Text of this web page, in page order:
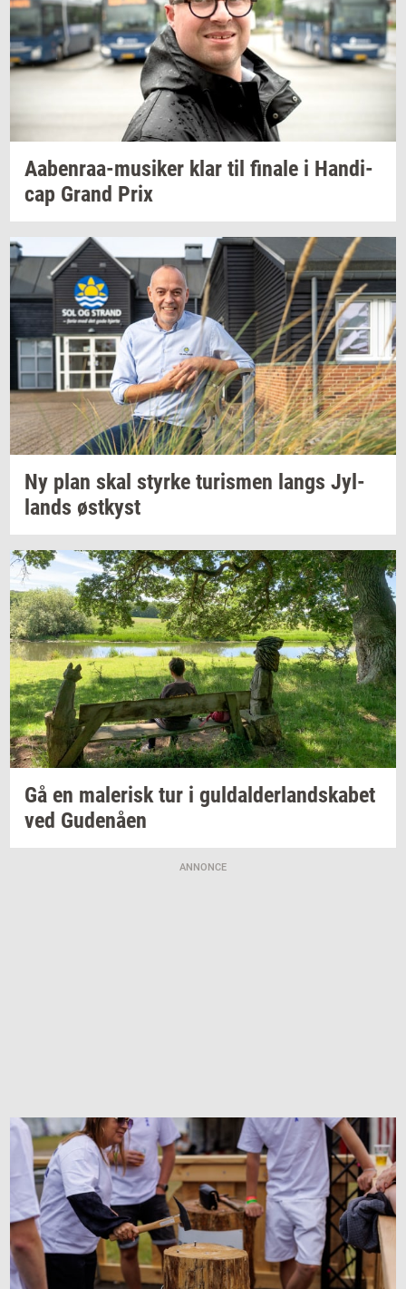
Aabenraa-​musiker klar til fi­na­le i Han­di­
cap Grand Prix
Ny plan skal styr­ke turis­men langs Jyl­
lands øst­kyst
Gå en ma­le­risktur i gul­dal­der­land­ska­bet
ved Gu­denå­en
ANNONCE